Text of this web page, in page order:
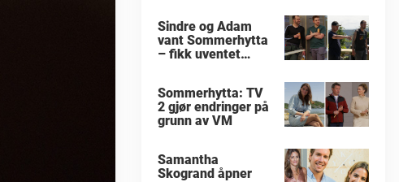
Sindre og Adam
vant Sommerhytta
– fikk uventet
Sommerhytta: TV
2 gjør endringer på
grunn av VM
Samantha
Skogrand åpner